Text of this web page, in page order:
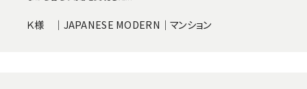
Ｋ様 ｜JAPANESE MODERN｜マンション